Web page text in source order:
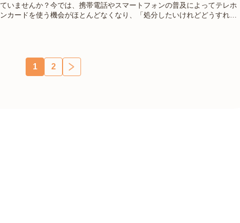
ていませんか？今では、携帯電話やスマートフォンの普及によってテレホ
ンカードを使う機会がほとんどなくなり、「処分したいけれどどうすれば
1 2